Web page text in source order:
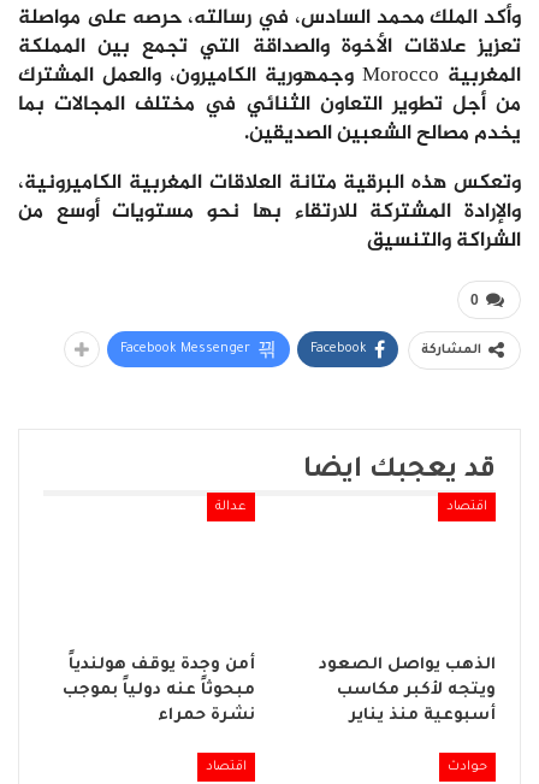
وأكد الملك محمد السادس، في رسالته، حرصه على مواصلة
تعزيز علاقات الأخوة والصداقة التي تجمع بين المملكة
المغربية Morocco وجمهورية الكاميرون، والعمل المشترك
من أجل تطوير التعاون الثنائي في مختلف المجالات بما
يخدم مصالح الشعبين الصديقين.
وتعكس هذه البرقية متانة العلاقات المغربية الكاميرونية،
والإرادة المشتركة للارتقاء بها نحو مستويات أوسع من
الشراكة والتنسيق
0
المشاركة Facebook
Facebook Messenger
قد يعجبك ايضا
اقتصاد
الذهب يواصل الصعود
ويتجه لأكبر مكاسب
أسبوعية منذ يناير
عدالة
أمن وجدة يوقف هولندياً
مبحوثاً عنه دولياً بموجب
نشرة حمراء
حوادث اقتصاد